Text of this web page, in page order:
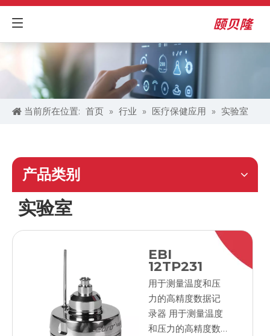
当前所在位置: 首页 » 行业 » 医疗保健应用​ » 实验室
产品类别
实验室
EBI
12TP231
用于测量温度和压
力的高精度数据记
录器 用于测量温度
和压力的高精度数